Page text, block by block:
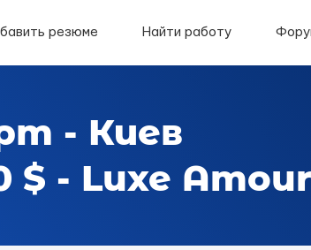
резюме Найти работу
- Киев
- Luxe